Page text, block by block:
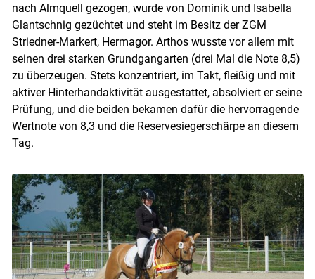
nach Almquell gezogen, wurde von Dominik und Isabella
Glantschnig gezüchtet und steht im Besitz der ZGM
Striedner-Markert, Hermagor. Arthos wusste vor allem mit
seinen drei starken Grundgangarten (drei Mal die Note 8,5)
zu überzeugen. Stets konzentriert, im Takt, fleißig und mit
aktiver Hinterhandaktivität ausgestattet, absolviert er seine
Prüfung, und die beiden bekamen dafür die hervorragende
Wertnote von 8,3 und die Reservesiegerschärpe an diesem
Tag.